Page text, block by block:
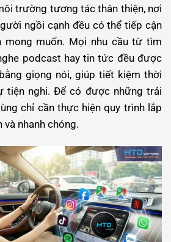
trường tương tác thân thiện, nơi
ngồi cạnh đều có thể tiếp cận
mong muốn. Mọi nhu cầu từ tìm
podcast hay tin tức đều được
giọng nói, giúp tiết kiệm thời
tiện nghi.Để có được những trải
chỉ cần thực hiện quy trình lắp
nhanh chóng.